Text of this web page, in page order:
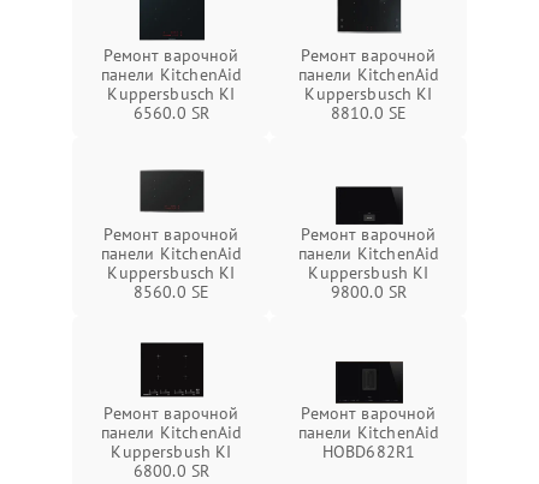
Ремонт варочной
панели KitchenAid
Kuppersbusch KI
6560.0 SR
Ремонт варочной
панели KitchenAid
Kuppersbusch KI
8810.0 SE
Ремонт варочной
панели KitchenAid
Kuppersbusch KI
8560.0 SE
Ремонт варочной
панели KitchenAid
Kuppersbush KI
9800.0 SR
Ремонт варочной
панели KitchenAid
Kuppersbush KI
6800.0 SR
Ремонт варочной
панели KitchenAid
HOBD682R1